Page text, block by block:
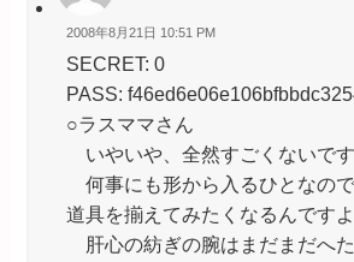
2008年8月21日 10:51 PM
SECRET: 0
PASS:
○ラスママさん
いやいや、全然すごくないです
何事にも形から入るひとなの
道具を揃えてみたくなるんです
肝心の紡ぎの腕はまだまだへ